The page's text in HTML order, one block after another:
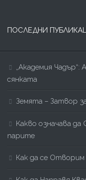
ПОСЛЕДНИ
„Академия Чадър“:
сянката
Земята – Затвор
Kакво означава
парите
Как да се Отворим